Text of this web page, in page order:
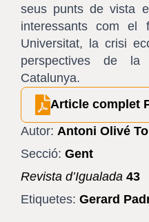
seus punts de vista
interessants com el
Universitat, la crisi
perspectives de la
Catalunya.
Article complet
Autor: Antoni Olivé
Secció: Gent
Revista d’Igualada 43
Etiquetes: Gerard